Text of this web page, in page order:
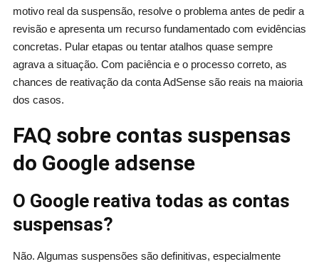
motivo real da suspensão, resolve o problema antes de pedir a
revisão e apresenta um recurso fundamentado com evidências
concretas. Pular etapas ou tentar atalhos quase sempre
agrava a situação. Com paciência e o processo correto, as
chances de reativação da conta AdSense são reais na maioria
dos casos.
FAQ sobre contas suspensas
do Google adsense
O Google reativa todas as contas
suspensas?
Não. Algumas suspensões são definitivas, especialmente